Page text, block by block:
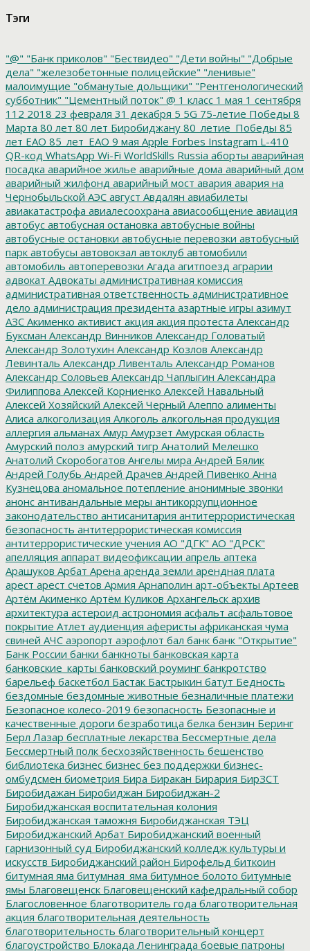
Тэги
"@" "Банк приколов" "Бествидео" "Дети войны" "Добрые
дела" "железобетонные полицейские" "ленивые"
малоимущие "обманутые дольщики" "Рентгенологический
субботник" "Цементный поток" @ 1 класс 1 мая 1 сентября
112 2018 23 февраля 31 декабря 5 5G 75-летие Победы 8
Марта 80 лет 80 лет Биробиджану 80_летие_Победы 85
лет ЕАО 85_лет_ЕАО 9 мая Apple Forbes Instagram L-410
QR-код WhatsApp Wi-Fi WorldSkills Russia аборты аварийная
посадка аварийное жилье аварийные дома аварийный дом
аварийный жилфонд аварийный мост авария авария на
Чернобыльской АЭС август Авдалян авиабилеты
авиакатастрофа авиалесоохрана авиасообщение авиация
автобус автобусная остановка автобусные войны
автобусные остановки автобусные перевозки автобусный
парк автобусы автовокзал автоклуб автомобили
автомобиль автоперевозки Агада агитпоезд аграрии
адвокат Адвокаты административная комиссия
административная ответственность административное
дело администрация президента азартные игры азимут
АЗС Акименко активист акция акция протеста Александр
Буксман Александр Винников Александр Головатый
Александр Золотухин Александр Козлов Александр
Левинталь Александр Ливенталь Александр Романов
Александр Соловьев Александр Чаплыгин Александра
Филиппова Алексей Корниенко Алексей Навальный
Алексей Хозяйский Алексей Черный Алеппо алименты
Алиса алкоголизация Алкоголь алкогольная продукция
аллергия альманах Амур Амурзет Амурская область
Амурский полоз амурский тигр Анатолий Мелешко
Анатолий Скоробогатов Ангелы мира Андрей Бялик
Андрей Голубь Андрей Драчев Андрей Пивенко Анна
Кузнецова аномальное потепление анонимные звонки
анонс антивандальные меры антикоррупционное
законодательство антисанитария антитеррористическая
безопасность антитеррористическая комиссия
антитеррористические учения АО "ДГК" АО "ДРСК"
апелляция аппарат видеофиксации апрель аптека
Арашуков Арбат Арена аренда земли арендная плата
арест арест счетов Армия Арнаполин арт-объекты Артеев
Артём Акименко Артём Куликов Архангельск архив
архитектура астероид астрономия асфальт асфальтовое
покрытие Атлет аудиенция аферисты африканская чума
свиней АЧС аэропорт аэрофлот бал банк банк "Открытие"
Банк России банки банкноты банковская карта
банковские_карты банковский роуминг банкротство
барельеф баскетбол Бастак Бастрыкин батут Бедность
бездомные бездомные животные безналичные платежи
Безопасное колесо-2019 безопасность Безопасные и
качественные дороги безработица белка бензин Беринг
Берл Лазар бесплатные лекарства Бессмертные дела
Бессмертный полк бесхозяйственность бешенство
библиотека бизнес бизнес без поддержки бизнес-
омбудсмен биометрия Бира Биракан Бирария БирЗСТ
Биробидажан Биробиджан Биробиджан-2
Биробиджанская воспитательная колония
Биробиджанская таможня Биробиджанская ТЭЦ
Биробиджанский Арбат Биробиджанский военный
гарнизонный суд Биробиджанский колледж культуры и
искусств Биробиджанский район Бирофельд биткоин
битумная яма битумная_яма битумное болото битумные
ямы Благовещенск Благовещенский кафедральный собор
Благословенное благотворитель года благотворительная
акция благотворительная деятельность
благотворительность благотворительный концерт
благоустройство Блокада Ленинграда боевые патроны